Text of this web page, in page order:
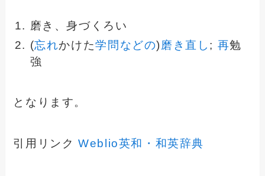
磨き、身づくろい
(忘れかけた学問 などの)磨き 直し ; 再勉
強
となります。
引用リンク Weblio英和・和英辞典